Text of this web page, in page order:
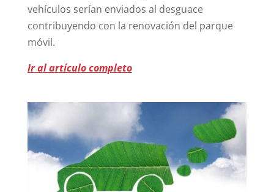
vehículos serían enviados al desguace
contribuyendo con la renovación del parque
móvil.
Ir al artículo completo